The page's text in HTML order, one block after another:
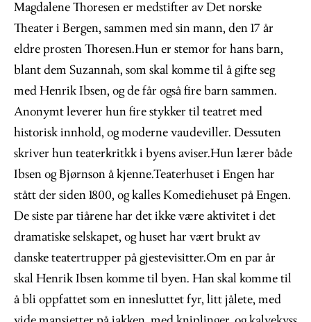
Magdalene Thoresen er medstifter av Det norske
Theater i Bergen, sammen med sin mann, den 17 år
eldre prosten Thoresen.Hun er stemor for hans barn,
blant dem Suzannah, som skal komme til å gifte seg
med Henrik Ibsen, og de får også fire barn sammen.
Anonymt leverer hun fire stykker til teatret med
historisk innhold, og moderne vaudeviller. Dessuten
skriver hun teaterkritkk i byens aviser.Hun lærer både
Ibsen og Bjørnson å kjenne.Teaterhuset i Engen har
stått der siden 1800, og kalles Komediehuset på Engen.
De siste par tiårene har det ikke være aktivitet i det
dramatiske selskapet, og huset har vært brukt av
danske teatertrupper på gjestevisitter.Om en par år
skal Henrik Ibsen komme til byen. Han skal komme til
å bli oppfattet som en innesluttet fyr, litt jålete, med